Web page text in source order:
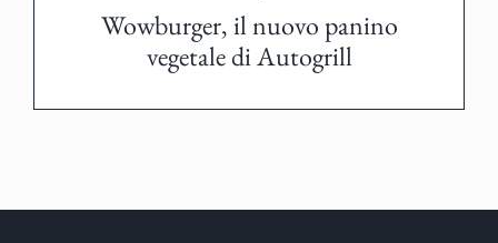
Wowburger, il nuovo panino
vegetale di Autogrill